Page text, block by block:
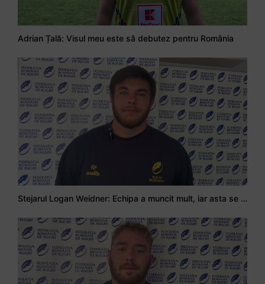
Adrian Țală: Visul meu este să debutez pentru România
Stejarul Logan Weidner: Echipa a muncit mult, iar asta se va vedea în meciurile de la Nations Cup